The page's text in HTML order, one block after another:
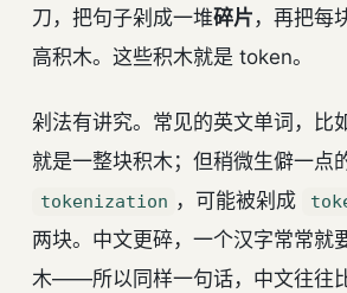
刀，把句子剁成一堆碎片 ，再把每
高积木。这些积木就是 token。
剁法有讲究。常见的英文单词，比
就是一整块积木；但稍微生僻一点
tokenization ，可能被剁成
两块。中文更碎，一个汉字常常就
木——所以同样一句话，中文往往